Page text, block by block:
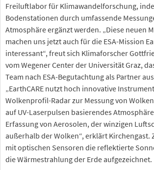
Freiluftlabor für Klimawandelforschung,
Bodenstationen durch umfassende
Atmosphäre ergänzt werden. „Diese neuen
machen uns jetzt auch für die ESA-Mission
interessant“, freut sich Klimaforscher
vom Wegener Center der Universität Graz,
Team nach ESA-Begutachtung als Partner
„EarthCARE nutzt hoch innovative
Wolkenprofil-Radar zur Messung von
auf UV-Laserpulsen basierendes
Erfassung von Aerosolen, der winzigen
außerhalb der Wolken“, erklärt Kirchengast.
mit optischen Sensoren die reflektierte
die Wärmestrahlung der Erde aufgezeichnet.